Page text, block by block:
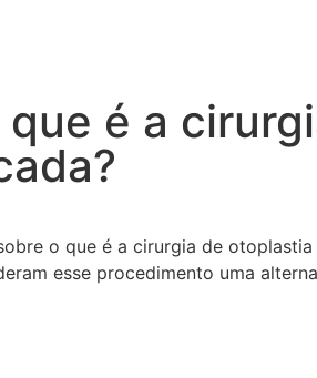
é a
o que é a cirurgia de otoplastia
esse procedimento uma